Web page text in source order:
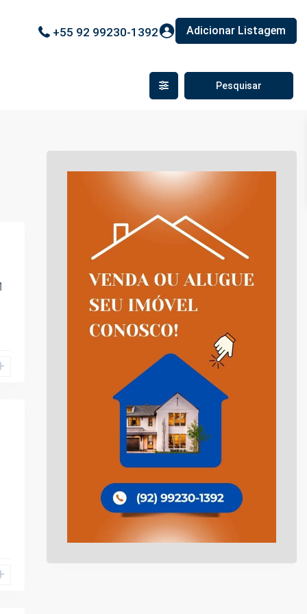
+55 92 99230-1392 Adicionar Listagem